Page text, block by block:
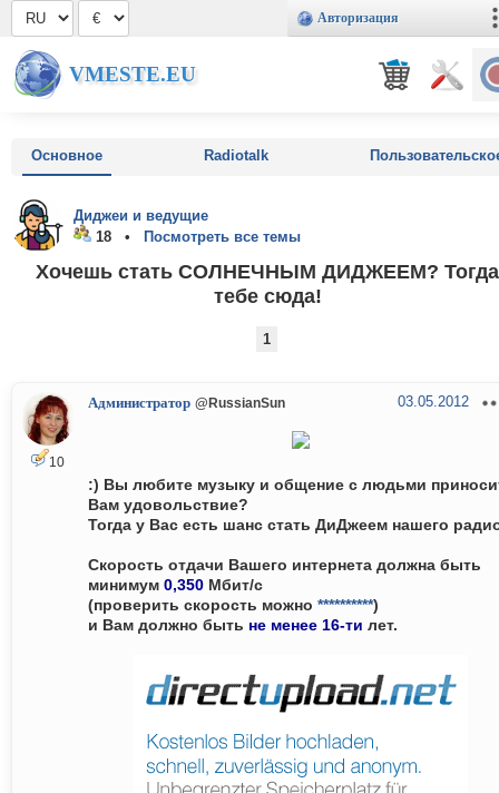
Авторизация
VMESTE.EU
Основное Radiotalk
Диджеи и ведущие
18 •
Посмотреть все темы
Хочешь стать СОЛНЕЧНЫМ ДИДЖЕЕМ? Тогда
тебе сюда!
1
10
Администратор @RussianSun 03.05.2012
:) Вы любите музыку и общение с людьми
Вам удовольствие?
Тогда у Вас есть шанс стать ДиДжеем нашего
Скорость отдачи Вашего интернета должна быть
минимум 0,350 Мбит/c
(проверить скорость можно **********)
и Вам должно быть не менее 16-ти лет.